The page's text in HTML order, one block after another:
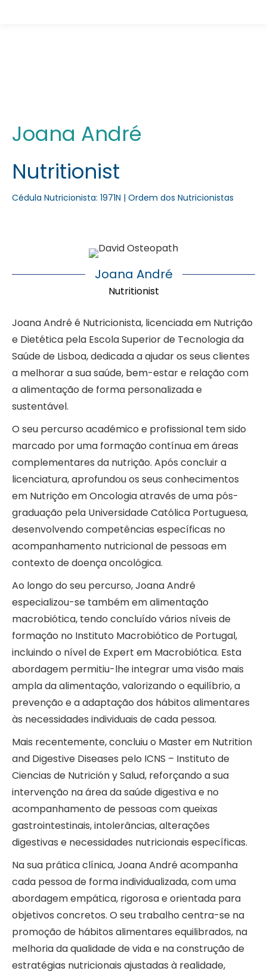
Joana André
Nutritionist
Cédula Nutricionista: 1971N | Ordem dos Nutricionistas
Joana André
Nutritionist
Joana André é Nutricionista, licenciada em Nutrição
e Dietética pela Escola Superior de Tecnologia da
Saúde de Lisboa, dedicada a ajudar os seus clientes
a melhorar a sua saúde, bem-estar e relação com
a alimentação de forma personalizada e
sustentável.
O seu percurso académico e profissional tem sido
marcado por uma formação contínua em áreas
complementares da nutrição. Após concluir a
licenciatura, aprofundou os seus conhecimentos
em Nutrição em Oncologia através de uma pós-
graduação pela Universidade Católica Portuguesa,
desenvolvendo competências específicas no
acompanhamento nutricional de pessoas em
contexto de doença oncológica.
Ao longo do seu percurso, Joana André
especializou-se também em alimentação
macrobiótica, tendo concluído vários níveis de
formação no Instituto Macrobiótico de Portugal,
incluindo o nível de Expert em Macrobiótica. Esta
abordagem permitiu-lhe integrar uma visão mais
ampla da alimentação, valorizando o equilíbrio, a
prevenção e a adaptação dos hábitos alimentares
às necessidades individuais de cada pessoa.
Mais recentemente, concluiu o Master em Nutrition
and Digestive Diseases pelo ICNS – Instituto de
Ciencias de Nutrición y Salud, reforçando a sua
intervenção na área da saúde digestiva e no
acompanhamento de pessoas com queixas
gastrointestinais, intolerâncias, alterações
digestivas e necessidades nutricionais específicas.
Na sua prática clínica, Joana André acompanha
cada pessoa de forma individualizada, com uma
abordagem empática, rigorosa e orientada para
objetivos concretos. O seu trabalho centra-se na
promoção de hábitos alimentares equilibrados, na
melhoria da qualidade de vida e na construção de
estratégias nutricionais ajustadas à realidade,